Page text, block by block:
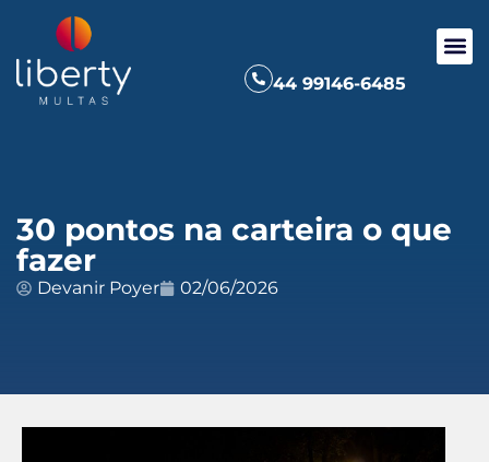
44 99146-6485
30 pontos na carteira o que
fazer
Devanir Poyer 02/06/2026